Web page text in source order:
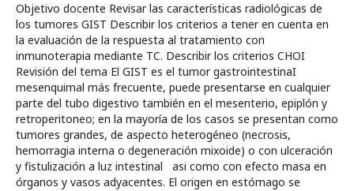
Objetivo docente Revisar las características radiológicas de
los tumores GIST Describir los criterios a tener en cuenta en
la evaluación de la respuesta al tratamiento con
inmunoterapia mediante TC. Describir los criterios CHOI
Revisión del tema El GIST es el tumor gastrointestinaI
mesenquimal más frecuente, puede presentarse en cualquier
parte del tubo digestivo también en el mesenterio, epiplón y
retroperitoneo; en la mayoría de los casos se presentan como
tumores grandes, de aspecto heterogéneo (necrosis,
hemorragia interna o degeneración mixoide) o con ulceración
y fistulización a luz intestinal asi como con efecto masa en
órganos y vasos adyacentes. El origen en estómago se